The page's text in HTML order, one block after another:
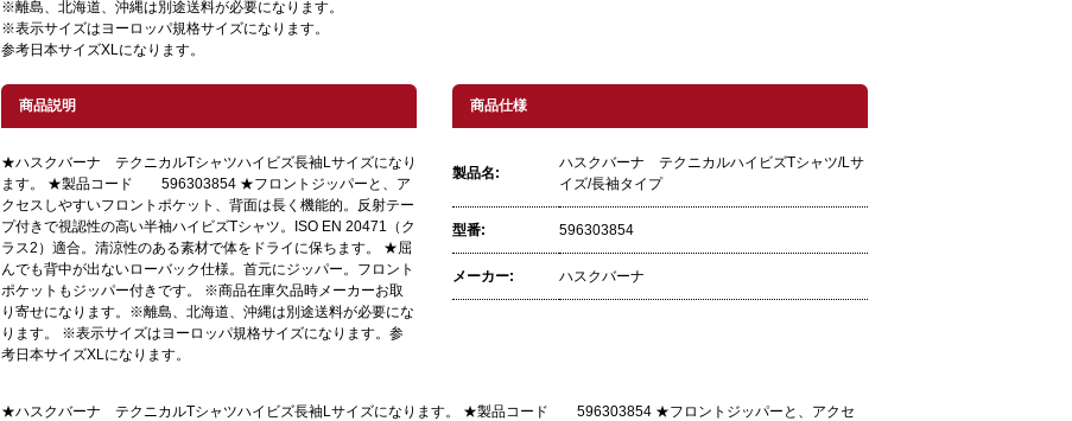
※離島、北海道、沖縄は別途送料が必要になります。
※表示サイズはヨーロッパ規格サイズになります。
参考日本サイズXLになります。
商品説明
★ハスクバーナ テクニカルTシャツハイビズ長袖Lサイズになり
ます。 ★製品コード 596303854 ★フロントジッパーと、ア
クセスしやすいフロントポケット、背面は長く機能的。反射テー
プ付きで視認性の高い半袖ハイビズTシャツ。ISO EN 20471（ク
ラス2）適合。清涼性のある素材で体をドライに保ちます。 ★屈
んでも背中が出ないローバック仕様。首元にジッパー。フロント
ポケットもジッパー付きです。 ※商品在庫欠品時メーカーお取
り寄せになります。※離島、北海道、沖縄は別途送料が必要にな
ります。 ※表示サイズはヨーロッパ規格サイズになります。参
考日本サイズXLになります。
商品仕様
製品名:
ハスクバーナ テクニカルハイビズTシャツ/Lサ
イズ/長袖タイプ
型番: 596303854
メーカー: ハスクバーナ
★ハスクバーナ テクニカルTシャツハイビズ長袖Lサイズになります。 ★製品コード 596303854 ★フロントジッパーと、アクセ